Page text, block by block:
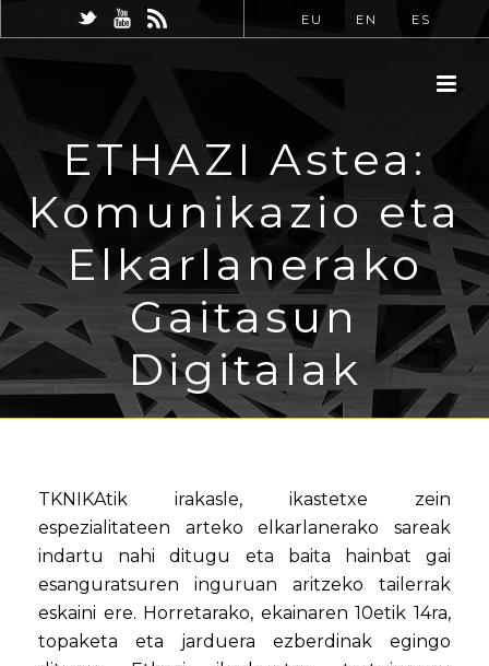
EU EN ES
ETHAZI Astea:
Komunikazio eta
Elkarlanerako
Gaitasun
Digitalak
TKNIKAtik irakasle, ikastetxe zein
espezialitateen arteko elkarlanerako sareak
indartu nahi ditugu eta baita hainbat gai
esanguratsuren inguruan aritzeko tailerrak
eskaini ere. Horretarako, ekainaren 10etik 14ra,
topaketa eta jarduera ezberdinak egingo